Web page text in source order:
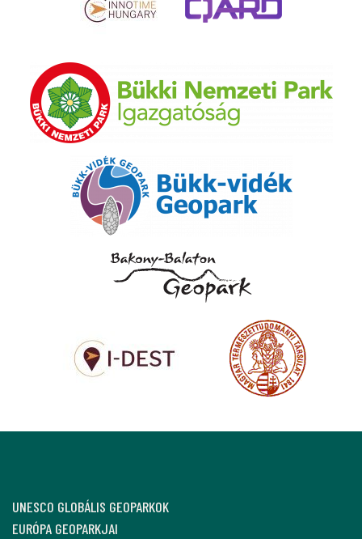
UNESCO GLOBÁLIS GEOPARKOK
EURÓPA GEOPARKJAI